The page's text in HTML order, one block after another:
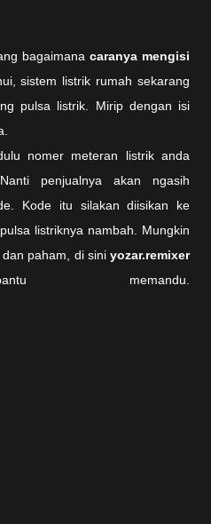
bagaimanacaranya mengisi
sistem listrik rumah sekarang
pulsa listrik. Mirip dengan isi
nomer meteran listrik anda
penjualnya akan ngasih
Kode itu silakan diisikan ke
listriknya nambah. Mungkin
paham, di sini yozar.remixer
memandu.